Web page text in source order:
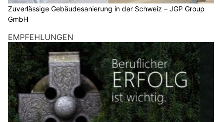
Zuverlässige Gebäudesanierung in der Schweiz – JGP Group
GmbH
EMPFEHLUNGEN